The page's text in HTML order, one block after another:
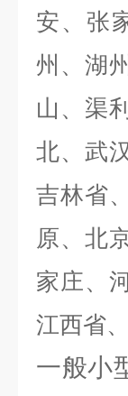
安、张
州、湖
山、渠
北、武
吉林省
原、北
家庄、
江西省
一般小